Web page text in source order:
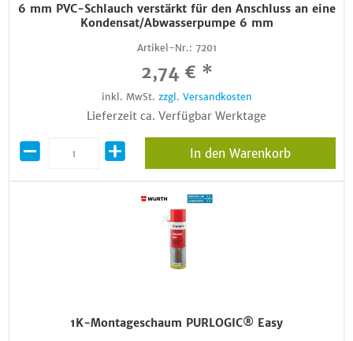
6 mm PVC-Schlauch verstärkt für den Anschluss an eine
Kondensat/Abwasserpumpe 6 mm
Artikel-Nr.: 7201
2,74 € *
inkl. MwSt. zzgl. Versandkosten
Lieferzeit ca. Verfügbar Werktage
In den Warenkorb
1K-Montageschaum PURLOGIC® Easy